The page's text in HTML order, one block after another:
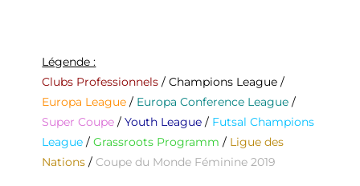
Légende :
Clubs Professionnels /Champions League /
Europa League / Europa Conference League /
Super Coupe /Youth League / Futsal Champions
League /Grassroots Programm / Ligue des
Nations / Coupe du Monde Féminine 2019